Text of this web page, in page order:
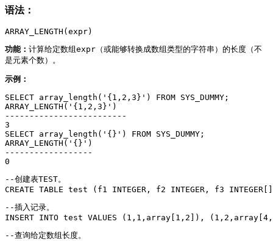
语法：
ARRAY_LENGTH(expr)
功能： 计算给定数组expr（或能够转换成数组类型的字符串）的长度（不
是元素个数）。
示例：
SELECT array_length('{1,2,3}') FROM SYS_DUMMY ;
ARRAY_LENGTH('{1,2,3}')
-------------------------
3
SELECT array_length('{}') FROM SYS_DUMMY ;
ARRAY_LENGTH('{}')
------------------
0
--创建表TEST。
CREATE TABLE test (f1 INTEGER, f2 INTEGER, f3
--插入记录。
INSERT INTO test VALUES (1,1,array[1,2]),
--查询给定数组长度。